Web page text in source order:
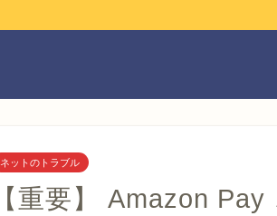
ネットのトラブル
【重要】 Amazon